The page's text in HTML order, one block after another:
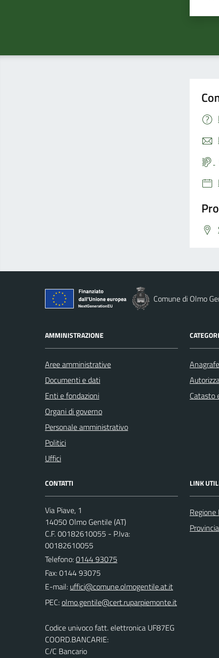
Comune di Olmo
AMMINISTRAZIONE
Aree amministrative
Documenti e dati
Enti e fondazioni
Organi di governo
Personale amministrativo
Politici
Uffici
Catasto
CONTATTI
Via Piave, 1
14050 Olmo Gentile (AT)
C.F. 00182610055 - P.Iva:
00182610055
Telefono:0144 93075
Fax: 0144 93075
E-mail:
PEC:
Codice univoco fatt. elettronica UF87EG
COORD.BANCARIE:
C/C Bancario
LINK